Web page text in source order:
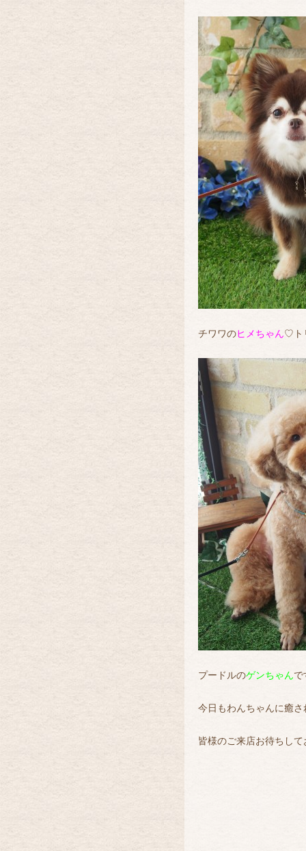
チワワのヒメちゃん♡ト
プードルのゲンちゃんで
今日もわんちゃんに癒
皆様のご来店お待ちし